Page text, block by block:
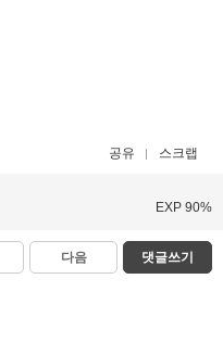
공유 스크랩
EXP 90%
다음 댓글쓰기